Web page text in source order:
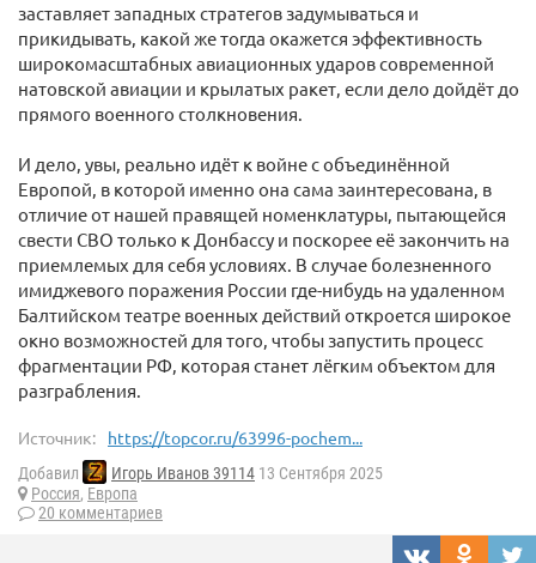
заставляет западных стратегов задумываться и
прикидывать, какой же тогда окажется эффективность
широкомасштабных авиационных ударов современной
натовской авиации и крылатых ракет, если дело дойдёт до
прямого военного столкновения.
И дело, увы, реально идёт к войне с объединённой
Европой, в которой именно она сама заинтересована, в
отличие от нашей правящей номенклатуры, пытающейся
свести СВО только к Донбассу и поскорее её закончить на
приемлемых для себя условиях. В случае болезненного
имиджевого поражения России где-нибудь на удаленном
Балтийском театре военных действий откроется широкое
окно возможностей для того, чтобы запустить процесс
фрагментации РФ, которая станет лёгким объектом для
разграбления.
Источник: https://topcor.ru/63996-pochem...
Добавил Игорь Иванов 39114 13 Сентября 2025
Россия, Европа
20 комментариев